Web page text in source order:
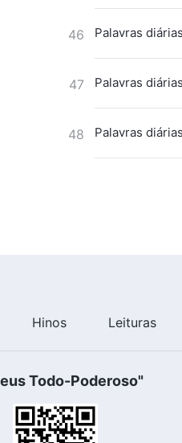
46 Palavras
47 Palavras
48 Palavras
Hinos Leituras
Todo-Poderoso"